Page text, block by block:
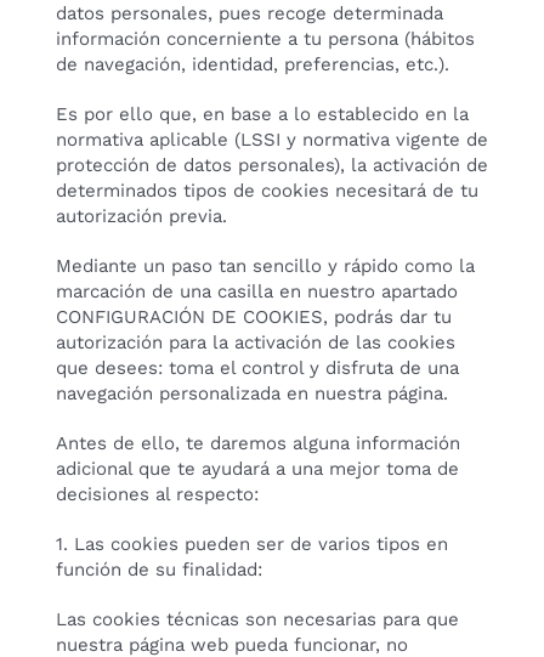
datos personales, pues recoge determinada
información concerniente a tu persona (hábitos
de navegación, identidad, preferencias, etc.).
Es por ello que, en base a lo establecido en la
normativa aplicable (LSSI y normativa vigente de
protección de datos personales), la activación de
determinados tipos de cookies necesitará de tu
autorización previa.
Mediante un paso tan sencillo y rápido como la
marcación de una casilla en nuestro apartado
CONFIGURACIÓN DE COOKIES, podrás dar tu
autorización para la activación de las cookies
que desees: toma el control y disfruta de una
navegación personalizada en nuestra página.
Antes de ello, te daremos alguna información
adicional que te ayudará a una mejor toma de
decisiones al respecto:
1. Las cookies pueden ser de varios tipos en
función de su finalidad:
Las cookies técnicas son necesarias para que
nuestra página web pueda funcionar, no